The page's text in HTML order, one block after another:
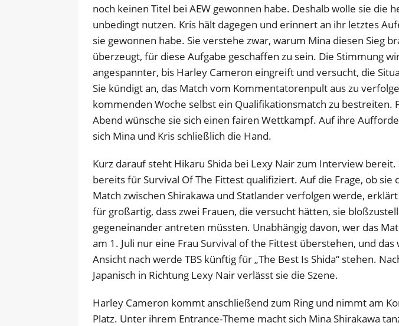
noch keinen Titel bei AEW gewonnen habe. Deshalb wolle sie die
unbedingt nutzen. Kris hält dagegen und erinnert an ihr letztes
sie gewonnen habe. Sie verstehe zwar, warum Mina diesen Sieg
überzeugt, für diese Aufgabe geschaffen zu sein. Die Stimmung
angespannter, bis Harley Cameron eingreift und versucht, die
Sie kündigt an, das Match vom Kommentatorenpult aus zu
kommenden Woche selbst ein Qualifikationsmatch zu bestreiten.
Abend wünsche sie sich einen fairen Wettkampf. Auf ihre
sich Mina und Kris schließlich die Hand.
Kurz darauf steht Hikaru Shida bei Lexy Nair zum Interview bereit.
bereits für Survival Of The Fittest qualifiziert. Auf die Frage, ob sie
Match zwischen Shirakawa und Statlander verfolgen werde,
für großartig, dass zwei Frauen, die versucht hätten, sie
gegeneinander antreten müssten. Unabhängig davon, wer das
am 1. Juli nur eine Frau Survival of the Fittest überstehen, und
Ansicht nach werde TBS künftig für „The Best Is Shida“ stehen.
Japanisch in Richtung Lexy Nair verlässt sie die Szene.
Harley Cameron kommt anschließend zum Ring und nimmt am
Platz. Unter ihrem Entrance-Theme macht sich Mina Shirakawa